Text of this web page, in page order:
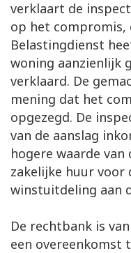
verklaart de
op het compromis,
Belastingdienst
woning aanzienlijk
verklaard. De
mening dat het
opgezegd. De
van de aanslag
hogere waarde van
zakelijke huur voor
winstuitdeling aan
De rechtbank is
een overeenkomst